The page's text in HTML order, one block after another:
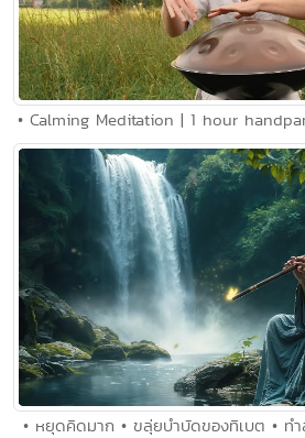
• Calming Meditation | 1 hour
• หยุดคิดมาก • ขลุ่ยบำบัดของทิเบต • ท